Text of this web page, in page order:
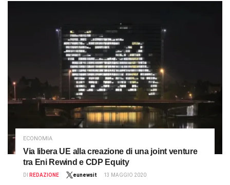
ECONOMIA
Via libera UE alla creazione di una joint venture
tra Eni Rewind e CDP Equity
DI REDAZIONE eunewsit 13 MAGGIO 2020